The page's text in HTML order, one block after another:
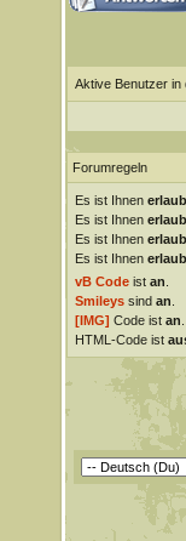
Aktive Benutzer in
Forumregeln
Es ist Ihnen
Es ist Ihnen
Es ist Ihnen
Es ist Ihnen
vB Codeist an
Smileyssind an
[IMG] Code ist an
HTML-Code ist